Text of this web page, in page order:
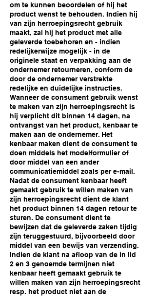
om te kunnen beoordelen of hij het
product wenst te behouden. Indien hij
van zijn herroepingsrecht gebruik
maakt, zal hij het product met alle
geleverde toebehoren en - indien
redelijkerwijze mogelijk - in de
originele staat en verpakking aan de
ondernemer retourneren, conform de
door de ondernemer verstrekte
redelijke en duidelijke instructies.
Wanneer de consument gebruik wenst
te maken van zijn herroepingsrecht is
hij verplicht dit binnen 14 dagen, na
ontvangst van het product, kenbaar te
maken aan de ondernemer. Het
kenbaar maken dient de consument te
doen middels het modelformulier of
door middel van een ander
communicatiemiddel zoals per e-mail.
Nadat de consument kenbaar heeft
gemaakt gebruik te willen maken van
zijn herroepingsrecht dient de klant
het product binnen 14 dagen retour te
sturen. De consument dient te
bewijzen dat de geleverde zaken tijdig
zijn teruggestuurd, bijvoorbeeld door
middel van een bewijs van verzending.
Indien de klant na afloop van de in lid
2 en 3 genoemde termijnen niet
kenbaar heeft gemaakt gebruik te
willen maken van zijn herroepingsrecht
resp. het product niet aan de